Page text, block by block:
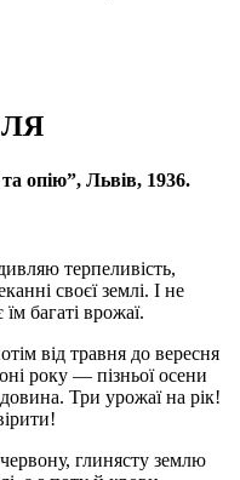
опію”, Львів, 1936.
терпеливість,
своєї землі. І не
багаті врожаї.
від травня до вересня
року — пізньої осени
Три урожаї на рік!
глинясту землю